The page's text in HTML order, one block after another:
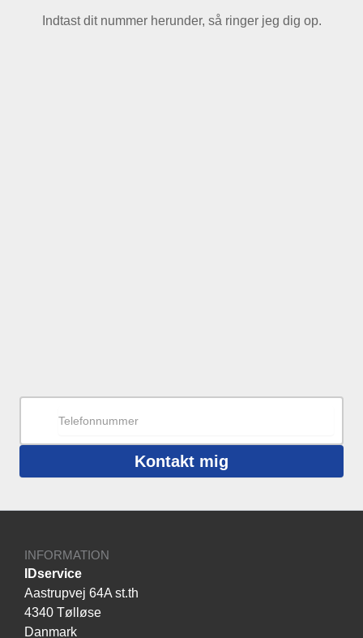
Indtast dit nummer herunder, så ringer jeg dig op.
Kontakt mig
INFORMATION
IDservice
Aastrupvej 64A st.th
4340 Tølløse
Danmark